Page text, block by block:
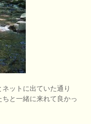
ットに出ていた通り
と一緒に来れて良かっ